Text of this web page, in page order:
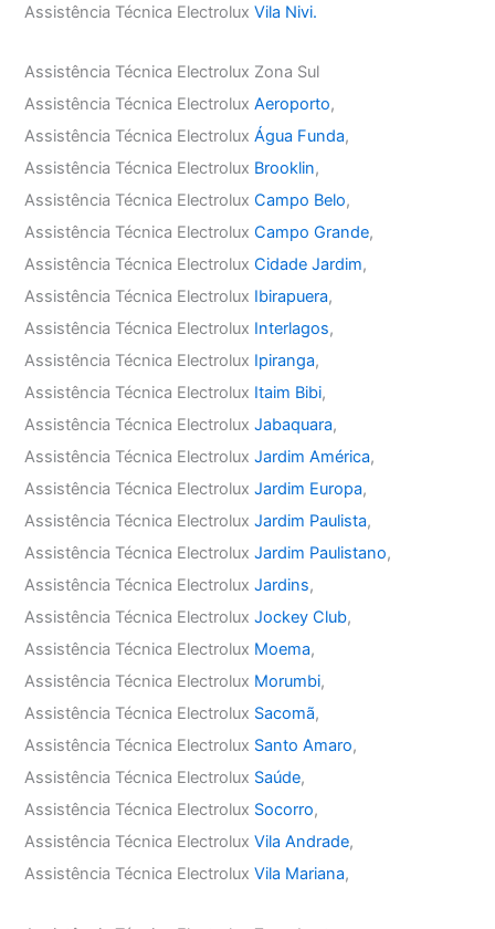
Assistência Técnica ElectroluxVila Nivi.
Assistência Técnica Electrolux Zona Sul
Assistência Técnica ElectroluxAeroporto,
Assistência Técnica ElectroluxÁgua Funda,
Assistência Técnica Electrolux Brooklin,
Assistência Técnica ElectroluxCampo Belo,
Assistência Técnica ElectroluxCampo Grande,
Assistência Técnica ElectroluxCidade Jardim,
Assistência Técnica Electrolux Ibirapuera,
Assistência Técnica Electrolux Interlagos,
Assistência Técnica Electrolux Ipiranga,
Assistência Técnica Electrolux Itaim Bibi,
Assistência Técnica ElectroluxJabaquara,
Assistência Técnica ElectroluxJardim América,
Assistência Técnica ElectroluxJardim Europa,
Assistência Técnica ElectroluxJardim Paulista,
Assistência Técnica ElectroluxJardim Paulistano,
Assistência Técnica ElectroluxJardins,
Assistência Técnica ElectroluxJockey Club,
Assistência Técnica Electrolux Moema,
Assistência Técnica Electrolux Morumbi,
Assistência Técnica Electrolux Sacomã,
Assistência Técnica Electrolux Santo Amaro,
Assistência Técnica Electrolux Saúde,
Assistência Técnica Electrolux Socorro,
Assistência Técnica ElectroluxVila Andrade,
Assistência Técnica ElectroluxVila Mariana,